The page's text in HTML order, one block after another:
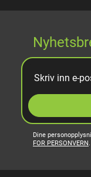
Dine
FOR PERSONVERN.